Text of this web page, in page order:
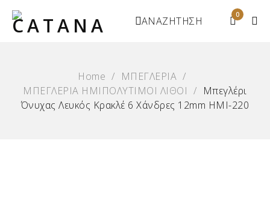
0
ΑΝΑΖΗΤΗΣΗ
Home / ΜΠΕΓΛΕΡΙΑ /
ΜΠΕΓΛΕΡΙΑ ΗΜΙΠΟΛΥΤΙΜΟΙ ΛΙΘΟΙ / Μπεγλέρι
Όνυχας Λευκός Κρακλέ 6 Χάνδρες 12mm ΗΜΙ-220